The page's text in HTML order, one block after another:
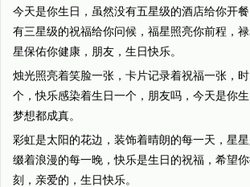
今天是你生日，虽然没有五星级的酒店给你开
有三星级的祝福给你问候，福星照亮你前程，
星保佑你健康，朋友，生日快乐。
烛光照亮着笑脸一张，卡片记录着祝福一张，
个，快乐感染着生日一个，朋友吗，今天是你
梦想都成真。
彩虹是太阳的花边，装饰着晴朗的每一天，星
缀着浪漫的每一晚，快乐是生日的祝福，希望
刻，亲爱的，生日快乐。